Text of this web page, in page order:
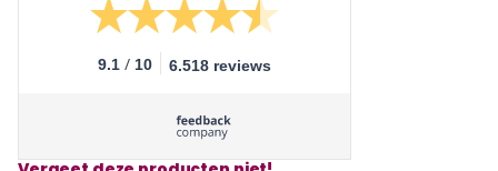
9.1 / 10 6.518 reviews